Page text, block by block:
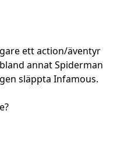
ett action/äventyr
annat Spiderman
släppta Infamous.